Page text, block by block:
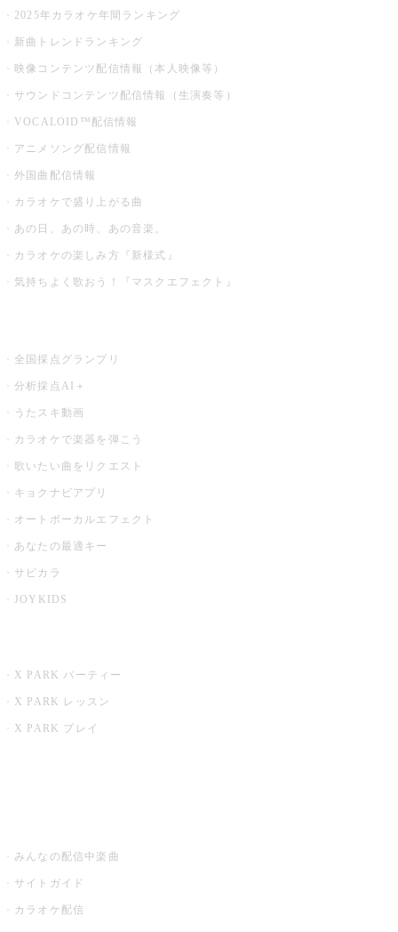
2025年カラオケ年間ランキング
新曲トレンドランキング
映像コンテンツ配信情報（本人映像等）
サウンドコンテンツ配信情報（生演奏等）
VOCALOID™配信情報
アニメソング配信情報
外国曲配信情報
カラオケで盛り上がる曲
あの日、あの時、あの音楽。
カラオケの楽しみ方『新様式』
気持ちよく歌おう！『マスクエフェクト』
全国採点グランプリ
分析採点AI＋
うたスキ動画
カラオケで楽器を弾こう
歌いたい曲をリクエスト
キョクナビアプリ
オートボーカルエフェクト
あなたの最適キー
サビカラ
JOYKIDS
X PARK パーティー
X PARK レッスン
X PARK プレイ
みんなの配信中楽曲
サイトガイド
カラオケ配信